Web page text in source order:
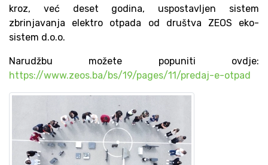
kroz, već deset godina, uspostavljen sistem
zbrinjavanja elektro otpada od društva ZEOS eko-
sistem d.o.o.
Narudžbu možete popuniti ovdje:
https://www.zeos.ba/bs/19/pages/11/predaj-e-otpad